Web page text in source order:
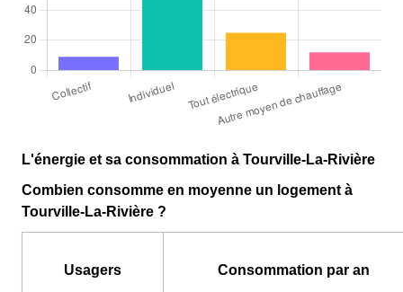
L'énergie et sa consommation à Tourville-La-Rivière
Combien consomme en moyenne un logement à
Tourville-La-Rivière ?
Usagers Consommation par an